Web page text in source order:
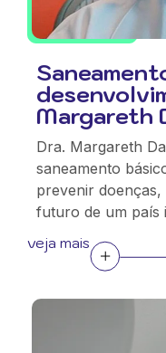
Margareth
Dra. Margareth
saneamento
prevenir
futuro de um país
veja mais